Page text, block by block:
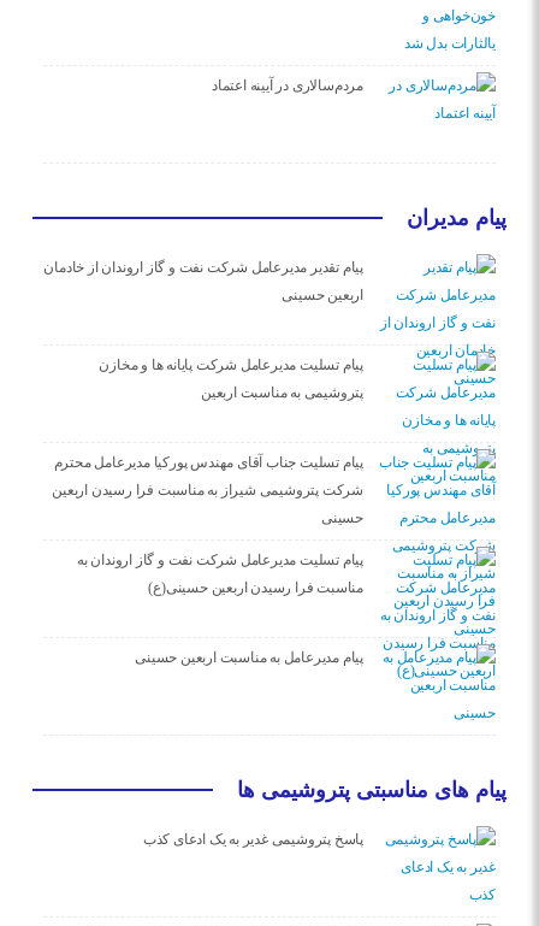
مردم‌سالاری در آیینه اعتماد
پیام مدیران
پیام تقدیر مدیرعامل شركت نفت و گاز اروندان از خادمان
اربعین حسینی
پیام تسلیت مدیرعامل شرکت پایانه ها و مخازن
پتروشیمی به مناسبت اربعین
پیام تسلیت جناب آقای مهندس پوركیا مدیرعامل محترم
شركت پتروشیمی شیراز به مناسبت فرا رسیدن اربعین
حسینی
پیام تسلیت مدیرعامل شركت نفت و گاز اروندان به
مناسبت فرا رسیدن اربعین حسینی(ع)
پیام مدیرعامل به مناسبت اربعین حسینی
پیام های مناسبتی پتروشیمی ها
پاسخ پتروشیمی غدیر به یک ادعای کذب